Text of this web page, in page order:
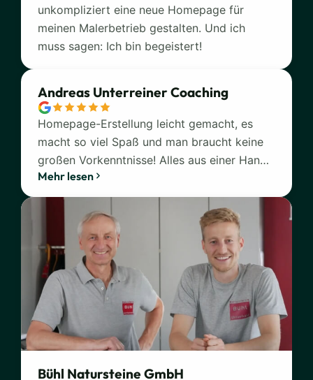
unkompliziert eine neue Homepage für
meinen Malerbetrieb gestalten. Und ich
muss sagen: Ich bin begeistert!
Andreas Unterreiner Coaching
Homepage-Erstellung leicht gemacht, es
macht so viel Spaß und man braucht keine
großen Vorkenntnisse! Alles aus einer Hand:
Domain, Hosting, Rechtstexte,
Fotodatenbank, KI- und Marketing-
Unterstützung. Und was uns super gefällt ist
der persönliche Kontakt, dadurch erhält man
schnellen und unkomplizierten Support.
Absolut zu empfehlen!
Mehr lesen
Bühl Natursteine GmbH